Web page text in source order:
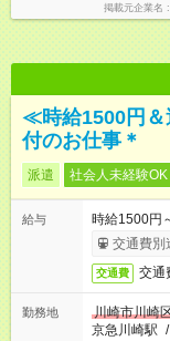
掲載元企業名
≪時給1500円＆
付のお仕事＊
派遣 社会人未経験OK
給与
時給1500円
交通費別
交通費 交通
勤務地
川崎市川崎
京急川崎駅 /